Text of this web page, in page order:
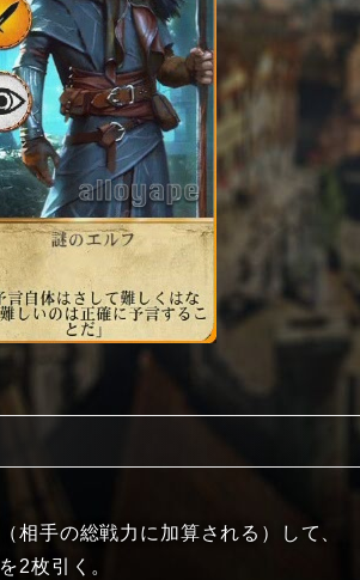
相手の総戦力に加算される）して、
2枚引く。